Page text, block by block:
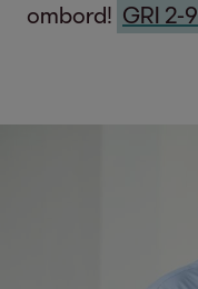
ombord! GRI 2-9